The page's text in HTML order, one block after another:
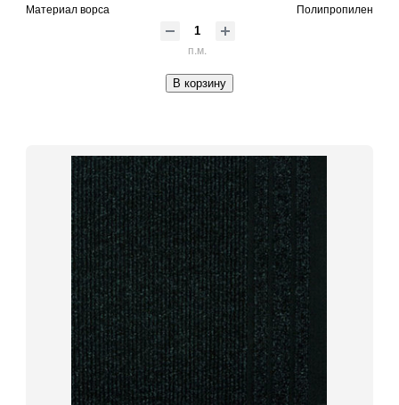
Материал ворса
Полипропилен
п.м.
В корзину